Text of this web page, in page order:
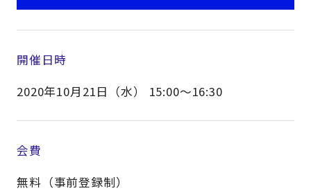
開催日時
2020年10月21日（水） 15:00～16:30
会費
無料（事前登録制）